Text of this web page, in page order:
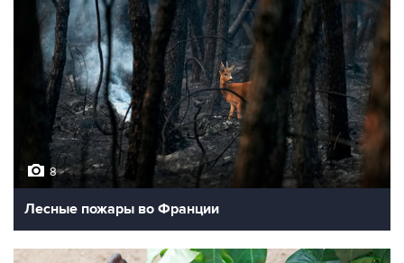
8
Лесные пожары во Франции